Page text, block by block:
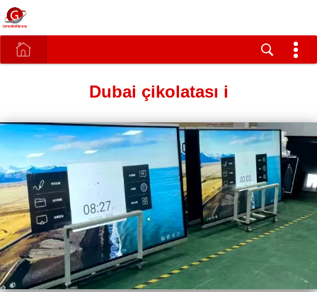
Dubai çikolatası i